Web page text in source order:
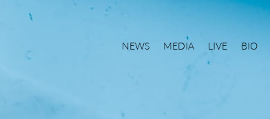
NEWS MEDIA LIVE BIO